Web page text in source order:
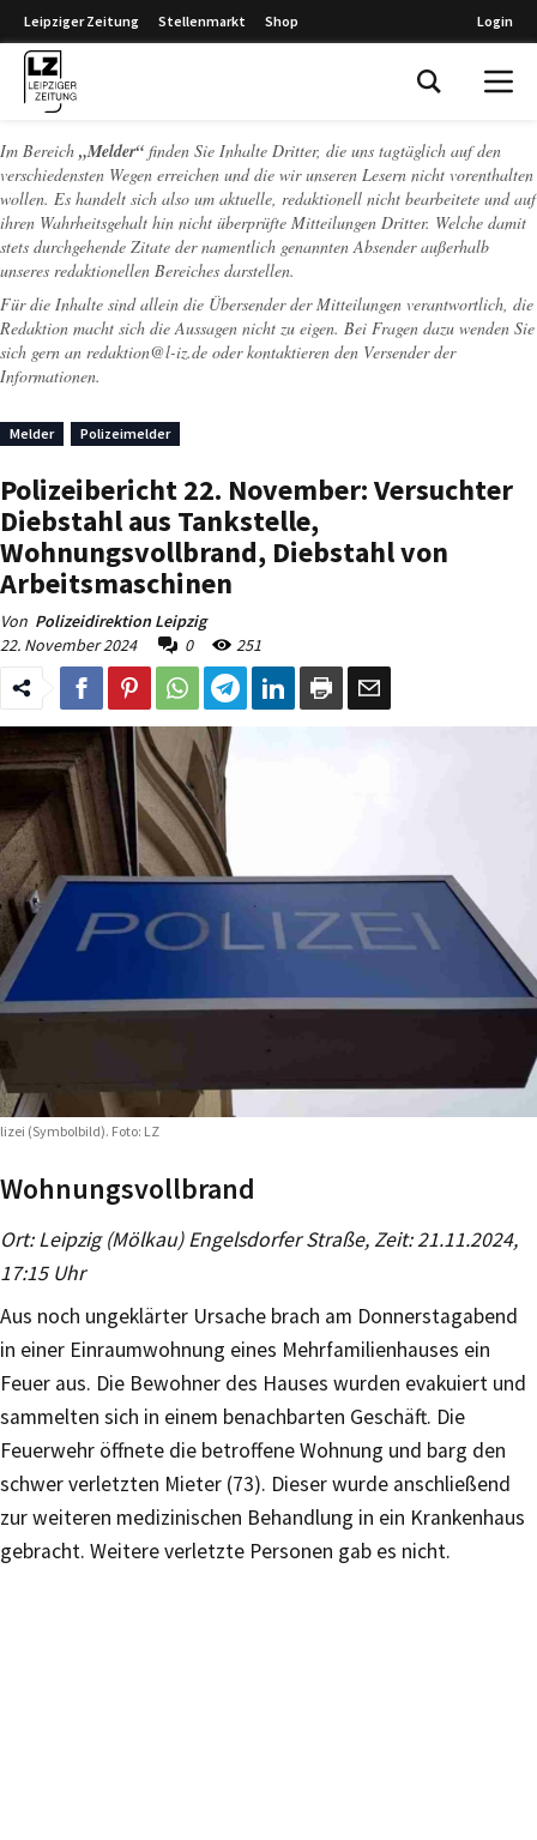
Leipziger Zeitung Stellenmarkt Shop Login
Im Bereich „Melder“ finden Sie Inhalte Dritter, die uns tagtäglich auf den
verschiedensten Wegen erreichen und die wir unseren Lesern nicht vorenthalten
wollen. Es handelt sich also um aktuelle, redaktionell nicht bearbeitete und auf
ihren Wahrheitsgehalt hin nicht überprüfte Mitteilungen Dritter. Welche damit
stets durchgehende Zitate der namentlich genannten Absender außerhalb
unseres redaktionellen Bereiches darstellen.
Für die Inhalte sind allein die Übersender der Mitteilungen verantwortlich, die
Redaktion macht sich die Aussagen nicht zu eigen. Bei Fragen dazu wenden Sie
sich gern an redaktion@l-iz.de oder kontaktieren den Versender der
Informationen.
Melder Polizeimelder
Polizeibericht 22. November: Versuchter
Diebstahl aus Tankstelle,
Wohnungsvollbrand, Diebstahl von
Arbeitsmaschinen
Von Polizeidirektion Leipzig
22. November 2024
0 251
(Symbolbild). Foto: LZ
Wohnungsvollbrand
Ort: Leipzig (Mölkau) Engelsdorfer Straße, Zeit: 21.11.2024,
17:15 Uhr
Aus noch ungeklärter Ursache brach am Donnerstagabend
in einer Einraumwohnung eines Mehrfamilienhauses ein
Feuer aus. Die Bewohner des Hauses wurden evakuiert und
sammelten sich in einem benachbarten Geschäft. Die
Feuerwehr öffnete die betroffene Wohnung und barg den
schwer verletzten Mieter (73). Dieser wurde anschließend
zur weiteren medizinischen Behandlung in ein Krankenhaus
gebracht. Weitere verletzte Personen gab es nicht.